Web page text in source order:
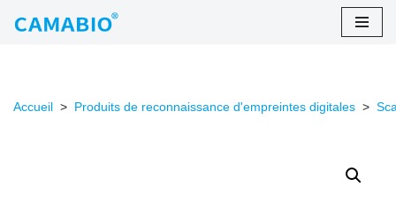
Accueil > Produits de reconnaissance d'empreintes digitales >